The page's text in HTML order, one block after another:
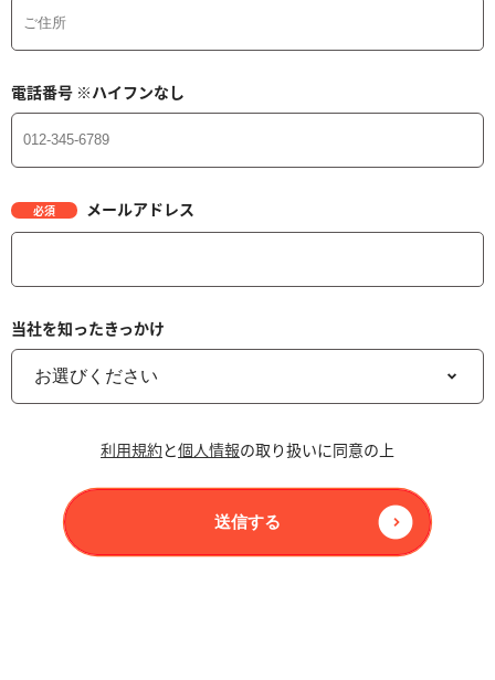
電話番号 ※ハイフンなし
必須 メールアドレス
当社を知ったきっかけ
利用規約 と個人情報の取り扱いに同意の上
送信する